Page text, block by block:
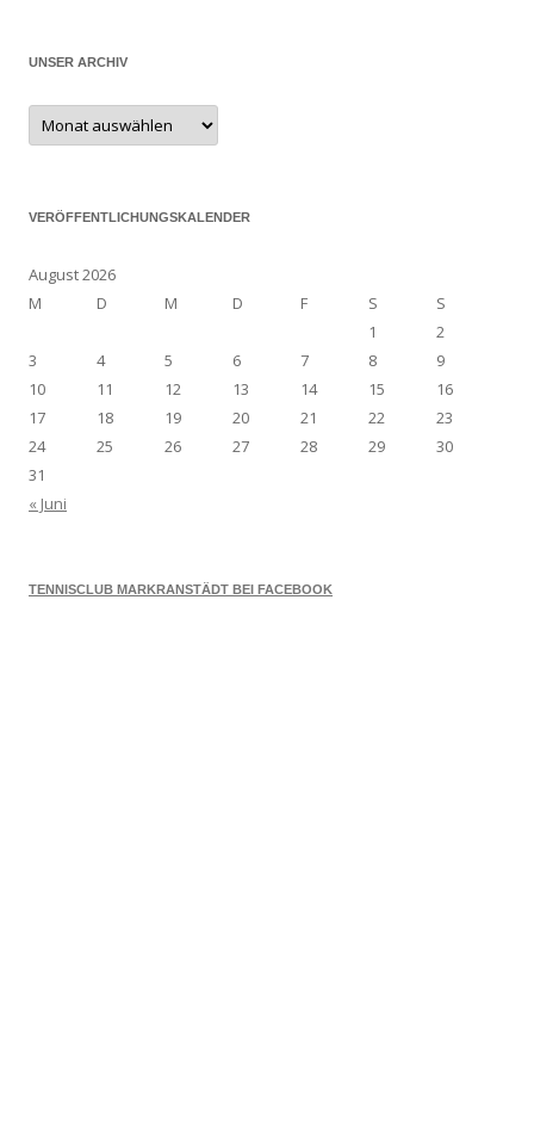
UNSER ARCHIV
Unser
Archiv
VERÖFFENTLICHUNGSKALENDER
August 2026
M
D M D F S
S
1
2
3
4 5 6 7 8
9
10
11 12 13 14 15
16
17
18 19 20 21 22
23
24
25 26 27 28 29
30
31
« Juni
TENNISCLUB MARKRANSTÄDT BEI FACEBOOK